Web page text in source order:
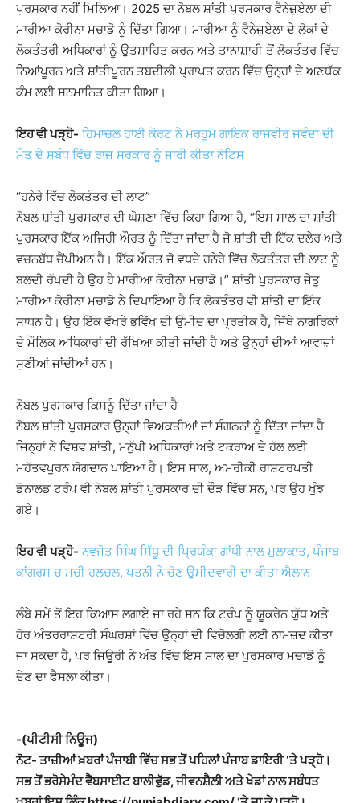
ਪੁਰਸਕਾਰ ਨਹੀਂ ਮਿਲਿਆ। 2025 ਦਾ ਨੋਬਲ ਸ਼ਾਂਤੀ ਪੁਰਸਕਾਰ ਵੈਨੇਜ਼ੁਏਲਾ ਦੀ
ਮਾਰੀਆ ਕੋਰੀਨਾ ਮਚਾਡੋ ਨੂੰ ਦਿੱਤਾ ਗਿਆ। ਮਾਰੀਆ ਨੂੰ ਵੈਨੇਜ਼ੁਏਲਾ ਦੇ ਲੋਕਾਂ ਦੇ
ਲੋਕਤੰਤਰੀ ਅਧਿਕਾਰਾਂ ਨੂੰ ਉਤਸ਼ਾਹਿਤ ਕਰਨ ਅਤੇ ਤਾਨਾਸ਼ਾਹੀ ਤੋਂ ਲੋਕਤੰਤਰ ਵਿੱਚ
ਨਿਆਂਪੂਰਨ ਅਤੇ ਸ਼ਾਂਤੀਪੂਰਨ ਤਬਦੀਲੀ ਪ੍ਰਾਪਤ ਕਰਨ ਵਿੱਚ ਉਨ੍ਹਾਂ ਦੇ ਅਣਥੱਕ
ਕੰਮ ਲਈ ਸਨਮਾਨਿਤ ਕੀਤਾ ਗਿਆ।
ਇਹ ਵੀ ਪੜ੍ਹੋ- ਹਿਮਾਚਲ ਹਾਈ ਕੋਰਟ ਨੇ ਮਰਹੂਮ ਗਾਇਕ ਰਾਜਵੀਰ ਜਵੰਦਾ ਦੀ
ਮੌਤ ਦੇ ਸਬੰਧ ਵਿੱਚ ਰਾਜ ਸਰਕਾਰ ਨੂੰ ਜਾਰੀ ਕੀਤਾ ਨੋਟਿਸ
“ਹਨੇਰੇ ਵਿੱਚ ਲੋਕਤੰਤਰ ਦੀ ਲਾਟ”
ਨੋਬਲ ਸ਼ਾਂਤੀ ਪੁਰਸਕਾਰ ਦੀ ਘੋਸ਼ਣਾ ਵਿੱਚ ਕਿਹਾ ਗਿਆ ਹੈ, “ਇਸ ਸਾਲ ਦਾ ਸ਼ਾਂਤੀ
ਪੁਰਸਕਾਰ ਇੱਕ ਅਜਿਹੀ ਔਰਤ ਨੂੰ ਦਿੱਤਾ ਜਾਂਦਾ ਹੈ ਜੋ ਸ਼ਾਂਤੀ ਦੀ ਇੱਕ ਦਲੇਰ ਅਤੇ
ਵਚਨਬੱਧ ਚੈਂਪੀਅਨ ਹੈ। ਇੱਕ ਔਰਤ ਜੋ ਵਧਦੇ ਹਨੇਰੇ ਵਿੱਚ ਲੋਕਤੰਤਰ ਦੀ ਲਾਟ ਨੂੰ
ਬਲਦੀ ਰੱਖਦੀ ਹੈ ਉਹ ਹੈ ਮਾਰੀਆ ਕੋਰੀਨਾ ਮਚਾਡੋ।” ਸ਼ਾਂਤੀ ਪੁਰਸਕਾਰ ਜੇਤੂ
ਮਾਰੀਆ ਕੋਰੀਨਾ ਮਚਾਡੋ ਨੇ ਦਿਖਾਇਆ ਹੈ ਕਿ ਲੋਕਤੰਤਰ ਵੀ ਸ਼ਾਂਤੀ ਦਾ ਇੱਕ
ਸਾਧਨ ਹੈ। ਉਹ ਇੱਕ ਵੱਖਰੇ ਭਵਿੱਖ ਦੀ ਉਮੀਦ ਦਾ ਪ੍ਰਤੀਕ ਹੈ, ਜਿੱਥੇ ਨਾਗਰਿਕਾਂ
ਦੇ ਮੌਲਿਕ ਅਧਿਕਾਰਾਂ ਦੀ ਰੱਖਿਆ ਕੀਤੀ ਜਾਂਦੀ ਹੈ ਅਤੇ ਉਨ੍ਹਾਂ ਦੀਆਂ ਆਵਾਜ਼ਾਂ
ਸੁਣੀਆਂ ਜਾਂਦੀਆਂ ਹਨ।
ਨੋਬਲ ਪੁਰਸਕਾਰ ਕਿਸਨੂੰ ਦਿੱਤਾ ਜਾਂਦਾ ਹੈ
ਨੋਬਲ ਸ਼ਾਂਤੀ ਪੁਰਸਕਾਰ ਉਨ੍ਹਾਂ ਵਿਅਕਤੀਆਂ ਜਾਂ ਸੰਗਠਨਾਂ ਨੂੰ ਦਿੱਤਾ ਜਾਂਦਾ ਹੈ
ਜਿਨ੍ਹਾਂ ਨੇ ਵਿਸ਼ਵ ਸ਼ਾਂਤੀ, ਮਨੁੱਖੀ ਅਧਿਕਾਰਾਂ ਅਤੇ ਟਕਰਾਅ ਦੇ ਹੱਲ ਲਈ
ਮਹੱਤਵਪੂਰਨ ਯੋਗਦਾਨ ਪਾਇਆ ਹੈ। ਇਸ ਸਾਲ, ਅਮਰੀਕੀ ਰਾਸ਼ਟਰਪਤੀ
ਡੋਨਾਲਡ ਟਰੰਪ ਵੀ ਨੋਬਲ ਸ਼ਾਂਤੀ ਪੁਰਸਕਾਰ ਦੀ ਦੌੜ ਵਿੱਚ ਸਨ, ਪਰ ਉਹ ਖੁੰਝ
ਗਏ।
ਇਹ ਵੀ ਪੜ੍ਹੋ- ਨਵਜੋਤ ਸਿੰਘ ਸਿੱਧੂ ਦੀ ਪ੍ਰਿਯੰਕਾ ਗਾਂਧੀ ਨਾਲ ਮੁਲਾਕਾਤ, ਪੰਜਾਬ
ਕਾਂਗਰਸ ਚ ਮਚੀ ਹਲਚਲ, ਪਤਨੀ ਨੇ ਚੋਣ ਉਮੀਦਵਾਰੀ ਦਾ ਕੀਤਾ ਐਲਾਨ
ਲੰਬੇ ਸਮੇਂ ਤੋਂ ਇਹ ਕਿਆਸ ਲਗਾਏ ਜਾ ਰਹੇ ਸਨ ਕਿ ਟਰੰਪ ਨੂੰ ਯੂਕਰੇਨ ਯੁੱਧ ਅਤੇ
ਹੋਰ ਅੰਤਰਰਾਸ਼ਟਰੀ ਸੰਘਰਸ਼ਾਂ ਵਿੱਚ ਉਨ੍ਹਾਂ ਦੀ ਵਿਚੋਲਗੀ ਲਈ ਨਾਮਜ਼ਦ ਕੀਤਾ
ਜਾ ਸਕਦਾ ਹੈ, ਪਰ ਜਿਊਰੀ ਨੇ ਅੰਤ ਵਿੱਚ ਇਸ ਸਾਲ ਦਾ ਪੁਰਸਕਾਰ ਮਚਾਡੋ ਨੂੰ
ਦੇਣ ਦਾ ਫੈਸਲਾ ਕੀਤਾ।
-(ਪੀਟੀਸੀ ਨਿਊਜ)
ਨੋਟ- ਤਾਜ਼ੀਆਂ ਖ਼ਬਰਾਂ ਪੰਜਾਬੀ ਵਿੱਚ ਸਭ ਤੋਂ ਪਹਿਲਾਂ ਪੰਜਾਬ ਡਾਇਰੀ ‘ਤੇ ਪੜ੍ਹੋ।
ਸਭ ਤੋਂ ਭਰੋਸੇਮੰਦ ਵੈੱਬਸਾਈਟ ਬਾਲੀਵੁੱਡ, ਜੀਵਨਸ਼ੈਲੀ ਅਤੇ ਖੇਡਾਂ ਨਾਲ ਸਬੰਧਤ